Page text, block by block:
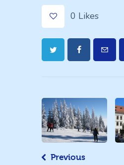
0 Likes
Navigace
pro
příspěvek
Previous